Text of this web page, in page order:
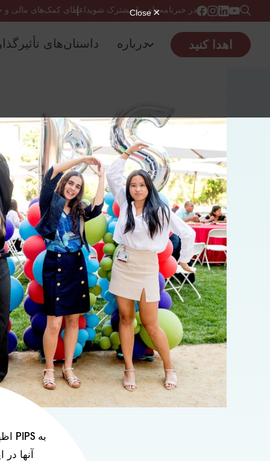
اعطای کمک‌های مالی ودر خبرنامه‌های ما مشترک شوید
داستان‌های درباره اهدا کنید
آنها